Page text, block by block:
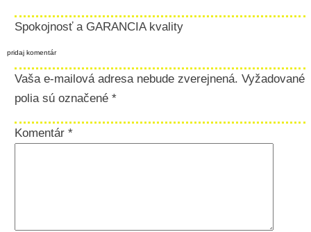
Spokojnosť a GARANCIA kvality
pridaj komentár
Vaša e-mailová adresa nebude zverejnená. Vyžadované
polia sú označené *
Komentár *